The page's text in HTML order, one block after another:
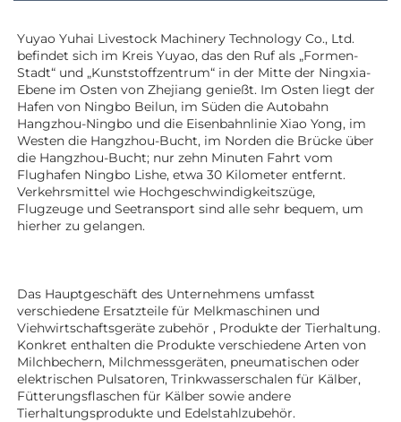
Yuyao Yuhai Livestock Machinery Technology Co., Ltd.
befindet sich im Kreis Yuyao, das den Ruf als „Formen-
Stadt“ und „Kunststoffzentrum“ in der Mitte der Ningxia-
Ebene im Osten von Zhejiang genießt. Im Osten liegt der
Hafen von Ningbo Beilun, im Süden die Autobahn
Hangzhou-Ningbo und die Eisenbahnlinie Xiao Yong, im
Westen die Hangzhou-Bucht, im Norden die Brücke über
die Hangzhou-Bucht; nur zehn Minuten Fahrt vom
Flughafen Ningbo Lishe, etwa 30 Kilometer entfernt.
Verkehrsmittel wie Hochgeschwindigkeitszüge,
Flugzeuge und Seetransport sind alle sehr bequem, um
hierher zu gelangen.
Das Hauptgeschäft des Unternehmens umfasst
verschiedene Ersatzteile für Melkmaschinen und
Viehwirtschaftsgeräte zubehör , Produkte der Tierhaltung.
Konkret enthalten die Produkte verschiedene Arten von
Milchbechern, Milchmessgeräten, pneumatischen oder
elektrischen Pulsatoren, Trinkwasserschalen für Kälber,
Fütterungsflaschen für Kälber sowie andere
Tierhaltungsprodukte und Edelstahlzubehör.